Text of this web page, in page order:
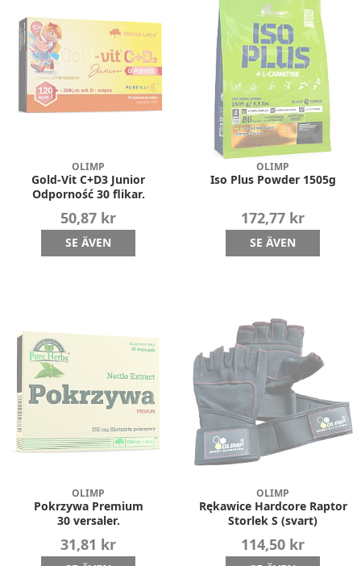
OLIMP
Gold-Vit C+D3 Junior
Odporność 30 flikar.
50,87 kr
SE ÄVEN
OLIMP
Iso Plus Powder 1505g
172,77 kr
SE ÄVEN
OLIMP
Pokrzywa Premium
30 versaler.
31,81 kr
OLIMP
Rękawice Hardcore Raptor
Storlek S (svart)
114,50 kr